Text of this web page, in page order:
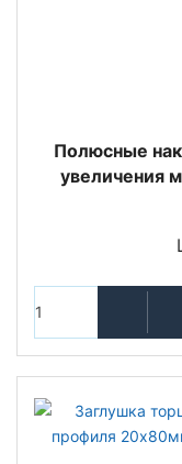
Полюсные
увеличения